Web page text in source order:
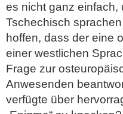
es nicht ganz einfach,
Tschechisch
hoffen, dass der eine
einer westlichen
Frage zur
Anwesenden
verfügte über